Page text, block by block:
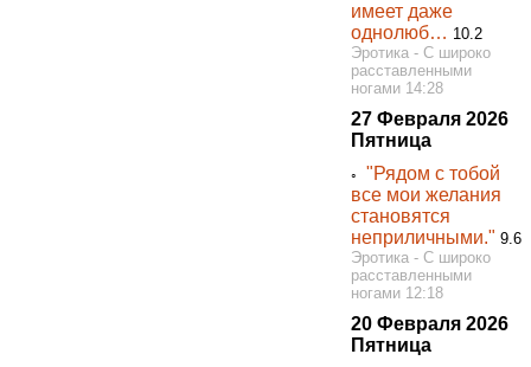
имеет даже
однолюб… 10.2
Эротика - С широко
расставленными
ногами 14:28
27 Февраля 2026
Пятница
◦"Рядом с тобой
все мои желания
становятся
неприличными." 9.6
Эротика - С широко
расставленными
ногами 12:18
20 Февраля 2026
Пятница